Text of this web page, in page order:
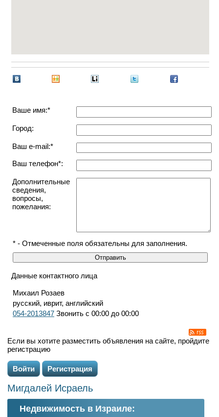
Ваше имя:*
Город:
Ваш e-mail:*
Ваш телефон*:
Дополнительные
сведения,
вопросы,
пожелания:
* - Отмеченные поля обязательны для заполнения.
Данные контактного лица
Михаил Розаев
русский, иврит, английский
054-2013847 Звонить с 00:00 до 00:00
Если вы хотите разместить объявления на сайте, пройдите
регистрацию
Войти Регистрация
Мигдалей Исраель
Недвижимость в Израиле: